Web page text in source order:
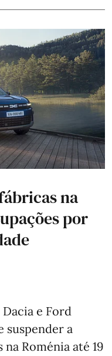
na
por
e Ford
suspender a
Roménia até 19